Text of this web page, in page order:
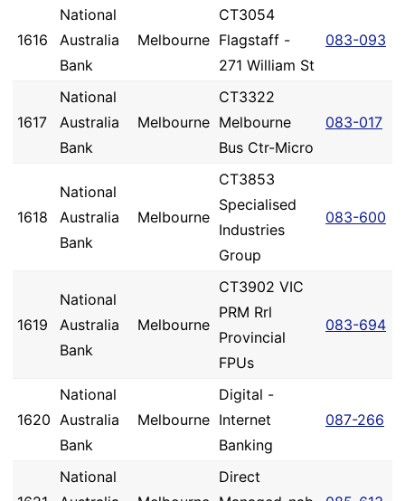
1616
National
Australia
Bank
Melbourne
CT3054
Flagstaff -
271 William St
083-093
1617
National
Australia
Bank
Melbourne
CT3322
Melbourne
Bus Ctr-Micro
083-017
1618
National
Australia
Bank
Melbourne
CT3853
Specialised
Industries
Group
083-600
1619
National
Australia
Bank
Melbourne
CT3902 VIC
PRM Rrl
Provincial
FPUs
083-694
1620
National
Australia
Bank
Melbourne
Digital -
Internet
Banking
087-266
National
Direct